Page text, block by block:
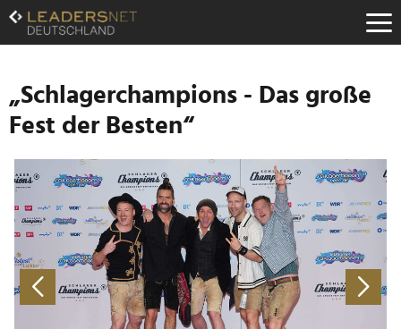
Zum
Inhalt
Zur
Navigation
Zur
Hauptnavigation
„Schlagerchampions - Das große
Fest der Besten“